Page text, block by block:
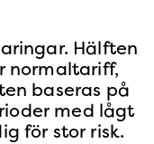
Hälften
normaltariff,
baseras på
med lågt
för stor risk​​.